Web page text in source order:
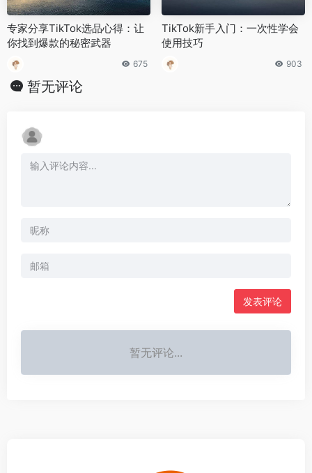
专家分享TikTok选品心得：让
你找到爆款的秘密武器
675
TikTok新手入门：一次性学会
使用技巧
903
暂无评论
发表评论
暂无评论...